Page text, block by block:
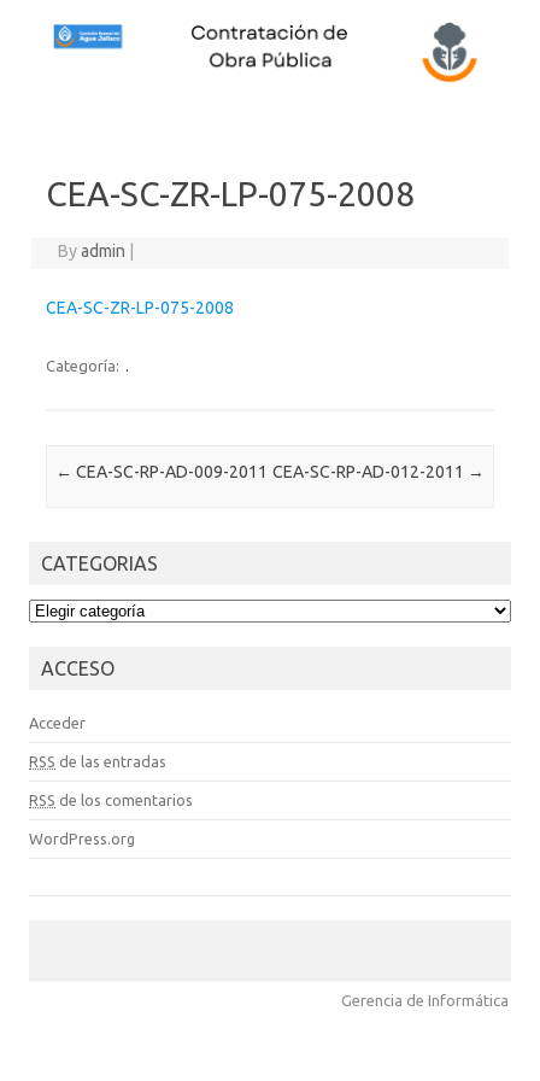
CEA-SC-ZR-LP-075-2008
Byadmin
CEA-SC-ZR-LP-075-2008
Categoría:
Post navigation
← CEA-SC-RP-AD-009-2011 CEA-SC-RP-AD-012-2011 →
CATEGORIAS
CATEGORIAS
ACCESO
Acceder
RSS de las entradas
RSS de los comentarios
WordPress.org
Gerencia de Informática